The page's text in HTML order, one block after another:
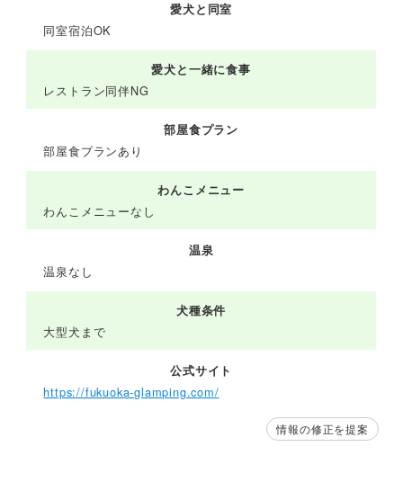
愛犬と同室
同室宿泊OK
愛犬と一緒に食事
レストラン同伴NG
部屋食プラン
部屋食プランあり
わんこメニュー
わんこメニューなし
温泉
温泉なし
犬種条件
大型犬まで
公式サイト
https://fukuoka-glamping.com/
情報の修正を提案